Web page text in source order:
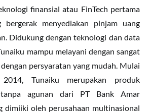
finansial atau FinTech pertama
menyediakan pinjam uang
Didukung dengan teknologi dan data
mampu melayani dengan sangat
persyaratan yang mudah. Mulai
Tunaiku merupakan produk
agunan dari PT Bank Amar
dimiiki oleh perusahaan multinasional